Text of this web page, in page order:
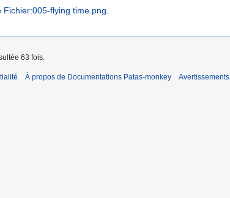
Fichier:005-flying time.png.
63 fois.
À propos de Documentations Patas-monkey Avertissements